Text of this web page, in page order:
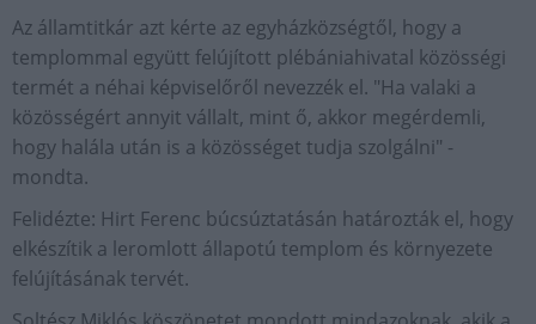
Az államtitkár azt kérte az egyházközségtől, hogy a
templommal együtt felújított plébániahivatal közösségi
termét a néhai képviselőről nevezzék el. "Ha valaki a
közösségért annyit vállalt, mint ő, akkor megérdemli,
hogy halála után is a közösséget tudja szolgálni" -
mondta.
Felidézte: Hirt Ferenc búcsúztatásán határozták el, hogy
elkészítik a leromlott állapotú templom és környezete
felújításának tervét.